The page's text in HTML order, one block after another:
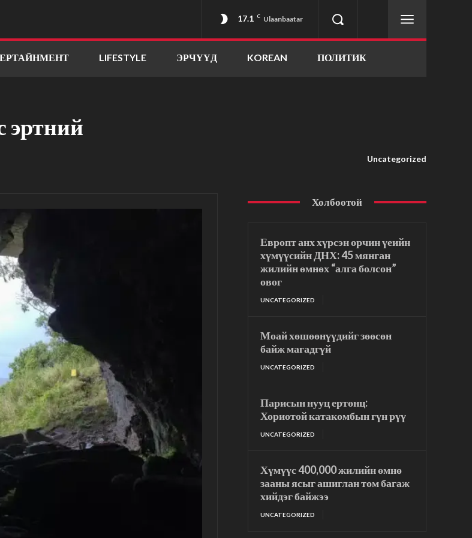
17.1 C Ulaanbaatar
LIFESTYLE ЭРЧҮҮД KOREAN ПОЛИТИК
эртний
Uncategorized
Холбоотой
Европт анх хүрсэн орчин үеийн
хүмүүсийн ДНХ: 45 мянган
жилийн өмнөх “алга болсон”
овог
UNCATEGORIZED
Моай хөшөөнүүдийг зөөсөн
байж магадгүй
UNCATEGORIZED
Парисын нууц ертөнц:
Хориотой катакомбын гүн рүү
UNCATEGORIZED
Хүмүүс 400,000 жилийн өмнө
зааны ясыг ашиглан том багаж
хийдэг байжээ
UNCATEGORIZED